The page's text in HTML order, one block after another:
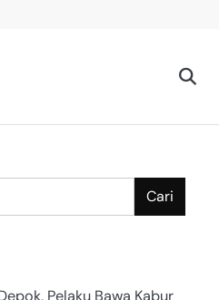
Cari
Pelaku Bawa Kabur